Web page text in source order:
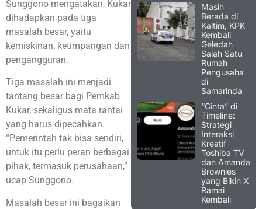
Sunggono mengatakan, Kukar
dihadapkan pada tiga
masalah besar, yaitu
kemiskinan, ketimpangan dan
pengangguran.
Tiga masalah ini menjadi
tantang besar bagi Pemkab
Kukar, sekaligus mata rantai
yang harus dipecahkan.
“Pemerintah tak bisa sendiri,
untuk itu perlu peran berbagai
pihak, termasuk perusahaan,”
ucap Sunggono.
Masalah besar ini bagaikan
Masih
Berada di
Kaltim, KPK
Kembali
Geledah
Salah Satu
Rumah
Pengusaha
di
Samarinda
“Cinta” di
Timeline:
Strategi
Interaksi
Kreatif
Toshiba TV
dan Amanda
Brownies
yang Bikin X
Ramai
Kembali